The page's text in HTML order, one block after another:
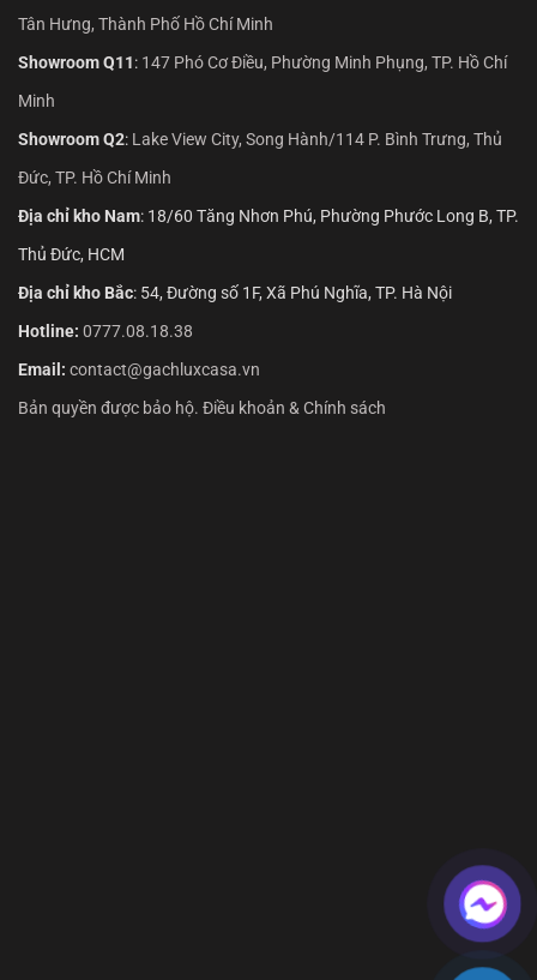
Tân Hưng, Thành Phố Hồ Chí Minh
Showroom Q11: 147 Phó Cơ Điều, Phường Minh Phụng, TP. Hồ Chí
Minh
Showroom Q2: Lake View City, Song Hành/114 P. Bình Trưng, Thủ
Đức, TP. Hồ Chí Minh
Địa chỉ kho Nam: 18/60 Tăng Nhơn Phú, Phường Phước Long B, TP.
Thủ Đức, HCM
Địa chỉ kho Bắc: 54, Đường số 1F, Xã Phú Nghĩa, TP. Hà Nội
Hotline: 0777.08.18.38
Email: contact@gachluxcasa.vn
Bản quyền được bảo hộ. Điều khoản & Chính sách